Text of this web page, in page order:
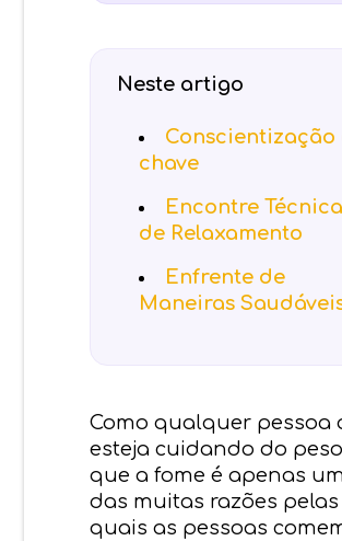
Neste artigo
Conscientização
chave
Encontre
de Relaxamento
Enfrente de
Maneiras
Como qualquer pessoa
esteja cuidando do
que a fome é apenas
das muitas razões pelas
quais as pessoas